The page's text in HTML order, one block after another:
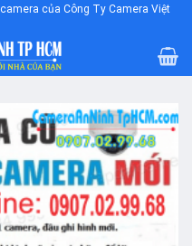
của Công Ty Camera Việt